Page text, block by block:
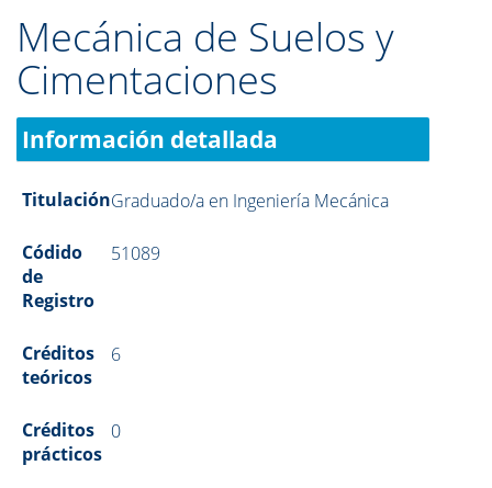
Mecánica de Suelos y
Cimentaciones
Información detallada
TitulaciónGraduado/a en Ingeniería Mecánica
Códido
de
Registro
51089
Créditos
teóricos
6
Créditos
prácticos
0